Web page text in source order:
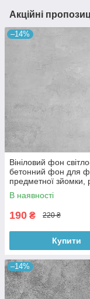
Акційні
–14%
Вініловий фон
бетонний фон для
предметної зйомки,
текстура, 60x60 см,
В наявності
190 ₴ 220 ₴
Купити
–14%